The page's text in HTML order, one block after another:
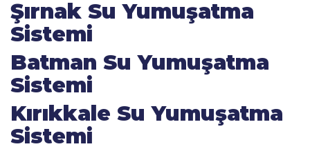
Şırnak Su Yumuşatma
Sistemi
Batman Su Yumuşatma
Sistemi
Kırıkkale Su Yumuşatma
Sistemi